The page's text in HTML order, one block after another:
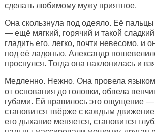
сделать любимому мужу приятное.
Она скользнула под одеяло. Её
— ещё мягкий, горячий и такой
гладить его, легко, почти невесомо, и
под её ладонью. Александр
проснулся. Тогда она наклонилась и
Медленно. Нежно. Она провела
от основания до головки, обвела
губами. Ей нравилось это ощущение —
становится твёрже с каждым
его дыхание меняется, становится